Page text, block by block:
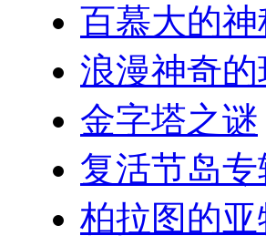
百慕大的
浪漫神奇的
金字塔之谜
复活节岛专
柏拉图的